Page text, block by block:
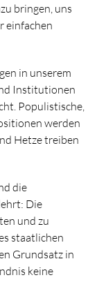
bringen, uns
einfachen
in unserem
Institutionen
Populistische,
werden
Hetze treiben
die
Die
und zu
staatlichen
Grundsatz in
keine